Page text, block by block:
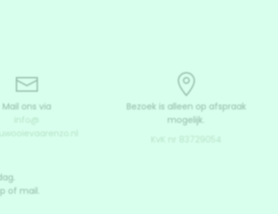
Mail ons via
Bezoek is alleen op afspraak
mogelijk.
KvK nr 83729054
of mail.